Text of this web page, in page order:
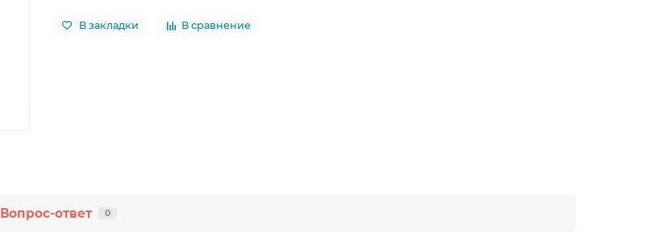
В закладки В сравнение
Вопрос-ответ 0